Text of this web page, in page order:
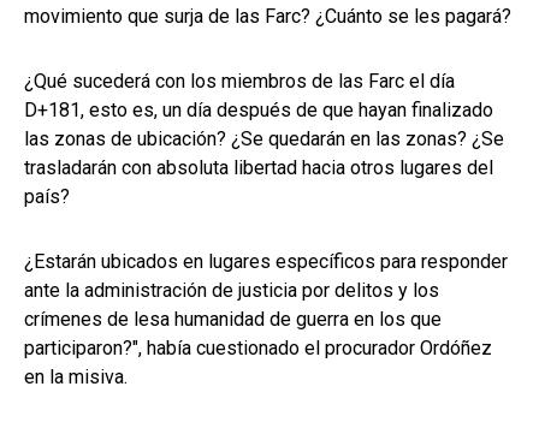
movimiento que surja de las Farc? ¿Cuánto se les pagará?
¿Qué sucederá con los miembros de las Farc el día
D+181, esto es, un día después de que hayan finalizado
las zonas de ubicación? ¿Se quedarán en las zonas? ¿Se
trasladarán con absoluta libertad hacia otros lugares del
país?
¿Estarán ubicados en lugares específicos para responder
ante la administración de justicia por delitos y los
crímenes de lesa humanidad de guerra en los que
participaron?", había cuestionado el procurador Ordóñez
en la misiva.